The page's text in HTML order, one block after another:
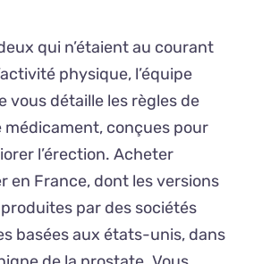
qui n’étaient au courant
physique, l’équipe
vous détaille les règles de
médicament, conçues pour
l’érection. Acheter
en France, dont les versions
par des sociétés
basées aux états-unis, dans